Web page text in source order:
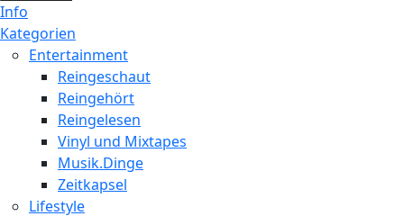
Info
Kategorien
Entertainment
Reingeschaut
Reingehört
Reingelesen
Vinyl und Mixtapes
Musik.Dinge
Zeitkapsel
Lifestyle